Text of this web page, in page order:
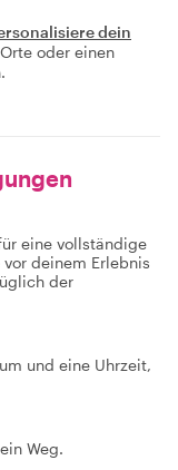
dein
oder einen
eine vollständige
deinem Erlebnis
der
und eine Uhrzeit,
Weg.